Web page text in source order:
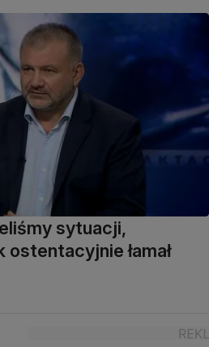
sytuacji,
łamał